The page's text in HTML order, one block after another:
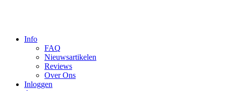
Info
FAQ
Nieuwsartikelen
Reviews
Over Ons
Inloggen